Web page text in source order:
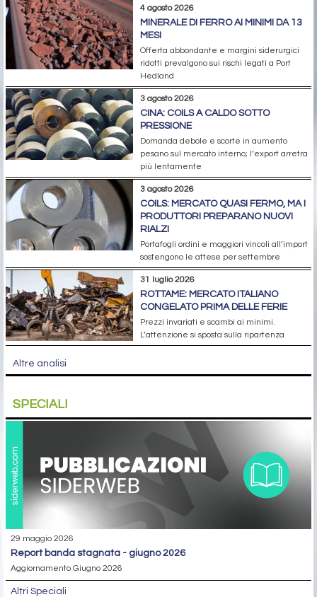
4 agosto 2026
MINERALE DI FERRO AI MINIMI DA 13
MESI
Offerta abbondante e margini siderurgici
ridotti prevalgono sui rischi legati a Port
Hedland
3 agosto 2026
CINA: COILS A CALDO SOTTO
PRESSIONE
Domanda debole e scorte in aumento
pesano sul mercato interno; l’export arretra
più lentamente
3 agosto 2026
COILS: MERCATO QUASI FERMO, MA I
PRODUTTORI PREPARANO NUOVI
RIALZI
Portafogli ordini e maggiori vincoli all’import
sostengono le attese per settembre
31 luglio 2026
ROTTAME: MERCATO ITALIANO
CONGELATO PRIMA DELLE FERIE
Prezzi invariati e scambi ai minimi.
L’attenzione si sposta sulla ripartenza
Altre analisi
SPECIALI
29 maggio 2026
report banda stagnata - giugno 2026
Aggiornamento Giugno 2026
Altri Speciali